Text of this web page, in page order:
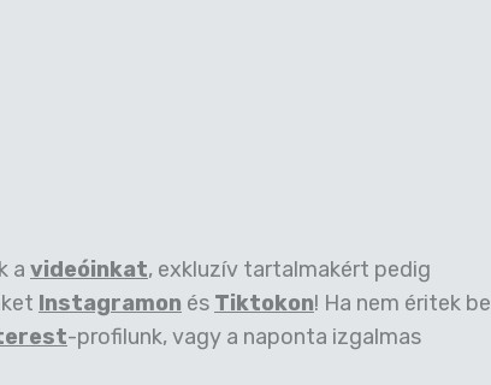
a videóinkat, exkluzív tartalmakért pedig
Instagramon és Tiktokon! Ha nem éritek be
-profilunk, vagy a naponta izgalmas